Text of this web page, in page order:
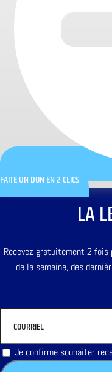
FAITE UN DON EN 2 CLICS
LA
Recevez gratuitement 2
de la semaine, des
Je confirme souhaiter